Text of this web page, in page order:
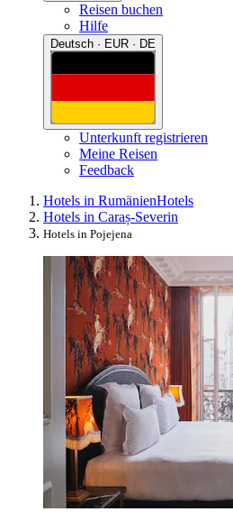
Reisen buchen
Hilfe
Deutsch · EUR · DE
Unterkunft registrieren
Meine Reisen
Feedback
Hotels in RumänienHotels
Hotels in Caraș-Severin
Hotels in Pojejena